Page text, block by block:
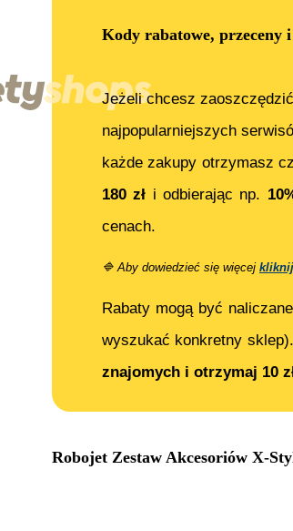
Kody rabatowe, przeceny
Jeżeli chcesz
najpopularniejszych
każde zakupy otrzymasz
180 zł i odbierając np.
cenach.
🔷 Aby dowiedzieć się więcej
Rabaty mogą być
wyszukać konkretny
znajomych i otrzymaj 10
Robojet Zestaw Akcesoriów X-